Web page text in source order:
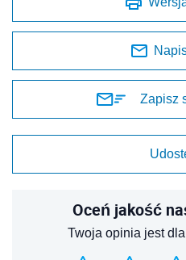
Zapisz
Oceń jakość
Twoja opinia jest